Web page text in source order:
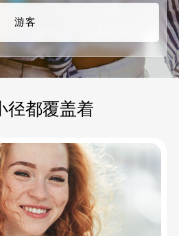
游客
径都覆盖着